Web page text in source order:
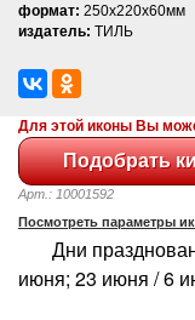
формат: 250x220x60мм
издатель: ТИЛЬ
Для этой иконы Вы
Арт.: 10001592
Посмотреть параметры
Дни
июня; 23 июня / 6